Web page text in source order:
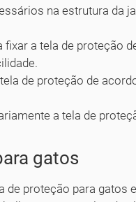
na estrutura da
fixar a tela de proteção
de proteção de
a tela de
gatos
proteção para gatos